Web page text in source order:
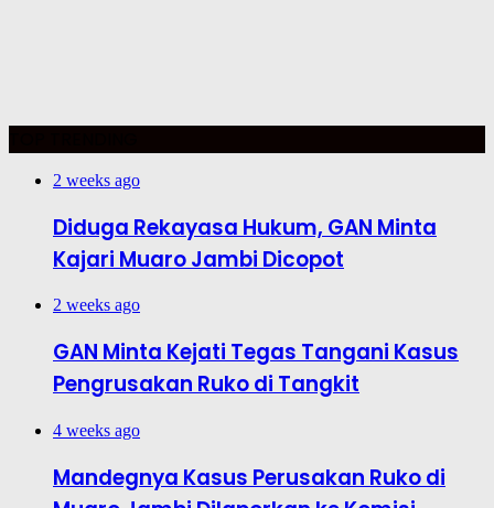
2 weeks ago
Diduga Rekayasa Hukum, GAN Minta
Kajari Muaro Jambi Dicopot
2 weeks ago
GAN Minta Kejati Tegas Tangani Kasus
Pengrusakan Ruko di Tangkit
4 weeks ago
Mandegnya Kasus Perusakan Ruko di